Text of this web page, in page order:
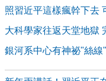
照習近平這樣瘋幹下去
大科學家往返天堂地獄
銀河系中心有神祕"絲線